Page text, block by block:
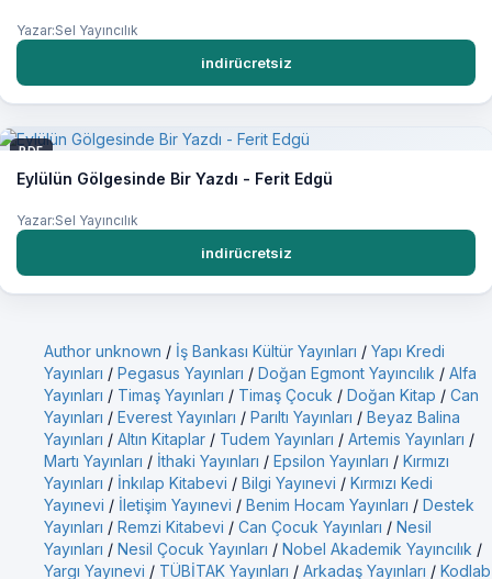
Yazar:Sel Yayıncılık
indirücretsiz
PDF
Eylülün Gölgesinde Bir Yazdı - Ferit Edgü
Yazar:Sel Yayıncılık
indirücretsiz
Author unknown / İş Bankası Kültür Yayınları / Yapı Kredi
Yayınları / Pegasus Yayınları / Doğan Egmont Yayıncılık / Alfa
Yayınları / Timaş Yayınları / Timaş Çocuk / Doğan Kitap / Can
Yayınları / Everest Yayınları / Parıltı Yayınları / Beyaz Balina
Yayınları / Altın Kitaplar / Tudem Yayınları / Artemis Yayınları /
Martı Yayınları / İthaki Yayınları / Epsilon Yayınları / Kırmızı
Yayınları / İnkılap Kitabevi / Bilgi Yayınevi / Kırmızı Kedi
Yayınevi / İletişim Yayınevi / Benim Hocam Yayınları / Destek
Yayınları / Remzi Kitabevi / Can Çocuk Yayınları / Nesil
Yayınları / Nesil Çocuk Yayınları / Nobel Akademik Yayıncılık /
Yargı Yayınevi / TÜBİTAK Yayınları / Arkadaş Yayınları / Kodlab